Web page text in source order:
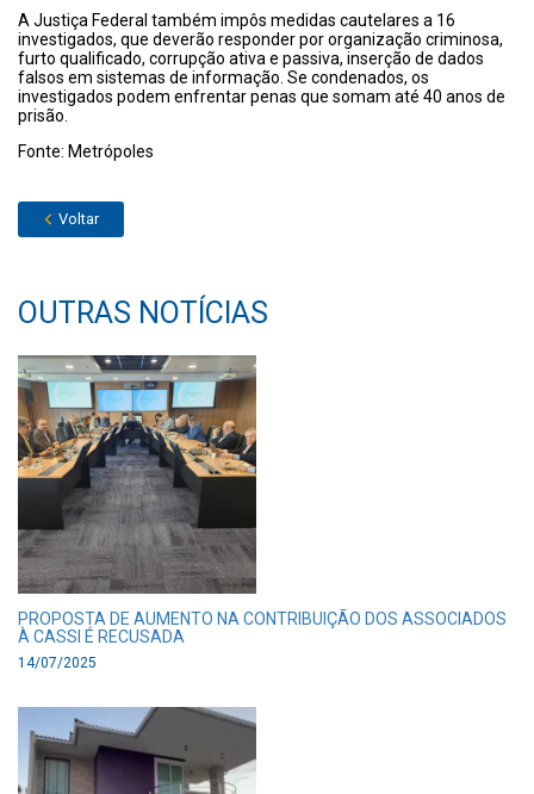
A Justiça Federal também impôs medidas cautelares a 16
investigados, que deverão responder por organização criminosa,
furto qualificado, corrupção ativa e passiva, inserção de dados
falsos em sistemas de informação. Se condenados, os
investigados podem enfrentar penas que somam até 40 anos de
prisão.
Fonte: Metrópoles
Voltar
OUTRAS NOTÍCIAS
PROPOSTA DE AUMENTO NA CONTRIBUIÇÃO DOS ASSOCIADOS
À CASSI É RECUSADA
14/07/2025